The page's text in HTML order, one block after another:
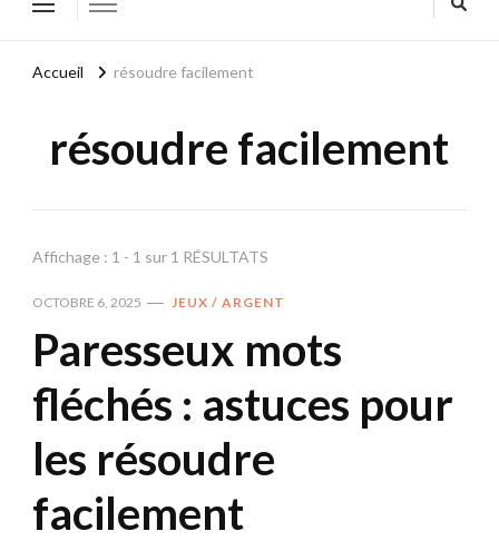
Accueil résoudre facilement
résoudre facilement
Affichage : 1 - 1 sur 1 RÉSULTATS
OCTOBRE 6, 2025 JEUX / ARGENT
Paresseux mots
fléchés : astuces pour
les résoudre
facilement